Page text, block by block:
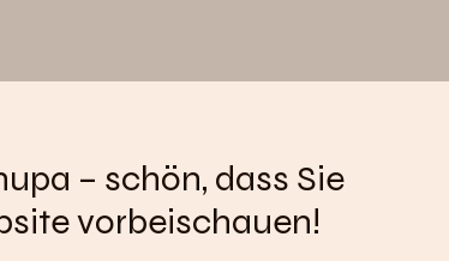
– schön, dass Sie
vorbeischauen!